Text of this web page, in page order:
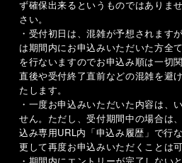
ず確保出来るというものではありま
さい。
・受付初日は、混雑が予想されます
は期間内にお申込みいただいた方全
を行ないますのでお申込み順は一切
直後や受付終了直前などの混雑を避
たします。
・一度お申込みいただいた内容は、
せん。ただし、受付期間中の場合は
込み専用URL内「申込み履歴」で行
更して再度お申込みいただくことは可